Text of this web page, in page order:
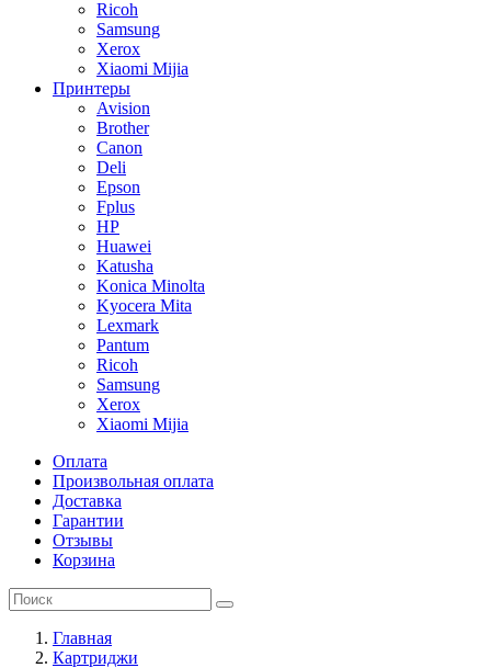
Ricoh
Samsung
Xerox
Xiaomi Mijia
Принтеры
Avision
Brother
Canon
Deli
Epson
Fplus
HP
Huawei
Katusha
Konica Minolta
Kyocera Mita
Lexmark
Pantum
Ricoh
Samsung
Xerox
Xiaomi Mijia
Оплата
Произвольная оплата
Доставка
Гарантии
Отзывы
Корзина
Главная
Картриджи